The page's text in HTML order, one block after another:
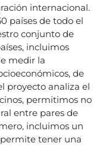
internacional.
países de todo el
conjunto de
incluimos
medir la
de
proyecto analiza el
permitimos no
entre pares de
incluimos un
tener una